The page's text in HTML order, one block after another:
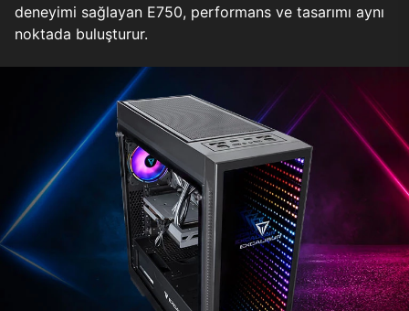
deneyimi sağlayan E750, performans ve tasarımı aynı
noktada buluşturur.